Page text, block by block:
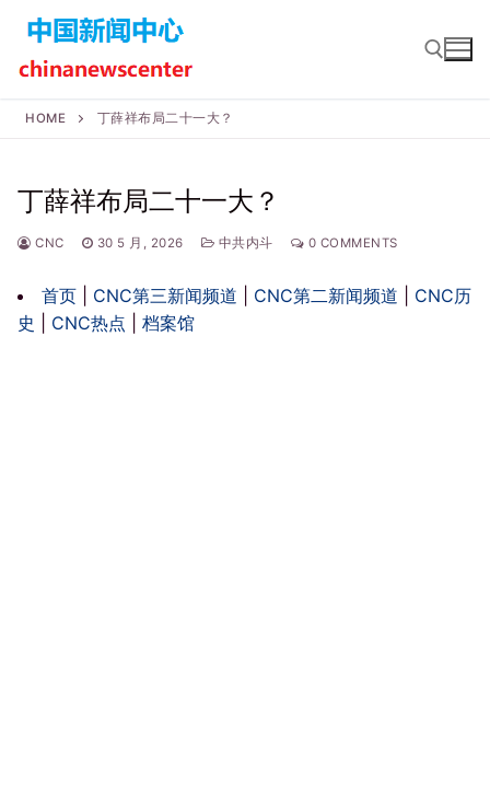
content
HOME 丁薛祥布局二十一大？
丁薛祥布局二十一大？
CNC 30 5 月, 2026 中共内斗 0 COMMENTS
首页 CNC第三新闻频道 CNC第二新闻频道
CNC历
史
CNC热点 档案馆